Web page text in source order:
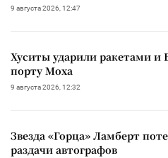
9 августа 2026, 12:47
Хуситы ударили ракетами
порту Моха
9 августа 2026, 12:32
Звезда «Горца» Ламберт
раздачи автографов